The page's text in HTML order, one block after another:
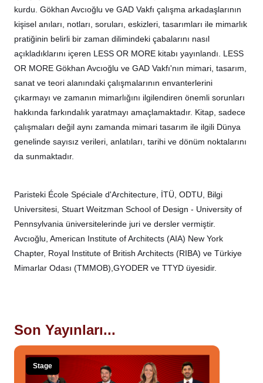
kurdu. Gökhan Avcıoğlu ve GAD Vakfı çalışma arkadaşlarının
kişisel anıları, notları, soruları, eskizleri, tasarımları ile mimarlık
pratiğinin belirli bir zaman dilimindeki çabalarını nasıl
açıkladıklarını içeren LESS OR MORE kitabı yayınlandı. LESS
OR MORE Gökhan Avcıoğlu ve GAD Vakfı'nın mimari, tasarım,
sanat ve teori alanındaki çalışmalarının envanterlerini
çıkarmayı ve zamanın mimarlığını ilgilendiren önemli sorunları
hakkında farkındalık yaratmayı amaçlamaktadır. Kitap, sadece
çalışmaları değil aynı zamanda mimari tasarım ile ilgili Dünya
genelinde sayısız verileri, anlatıları, tarihi ve dönüm noktalarını
da sunmaktadır.
Paristeki École Spéciale d'Architecture, İTÜ, ODTU, Bilgi
Universitesi, Stuart Weitzman School of Design - University of
Pennsylvania üniversitelerinde juri ve dersler vermiştir.
Avcıoğlu, American Institute of Architects (AIA) New York
Chapter, Royal Institute of British Architects (RIBA) ve Türkiye
Mimarlar Odası (TMMOB),GYODER ve TTYD üyesidir.
Son Yayınları...
Stage